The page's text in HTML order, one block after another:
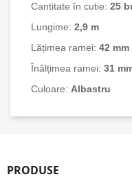
Cantitate în cutie: 25
Lungime: 2,9 m
Lățimea ramei: 42 mm
Înălțimea ramei: 31
Culoare: Albastru
PRODUSE